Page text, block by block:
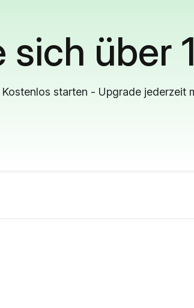
sich über
Kostenlos starten - Upgrade jederzeit